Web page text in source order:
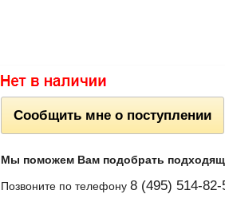
Сообщить мне о поступлении
Мы поможем Вам подобрать
Позвоните по телефону 8 (495) 514-82-